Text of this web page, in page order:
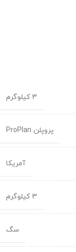
3 کیلوگرم
پروپلن ProPlan
آمریکا
3 کیلوگرم
سگ